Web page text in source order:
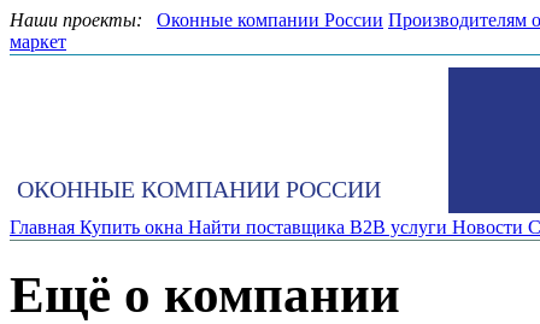
Наши проекты: Оконные компании России Производителям
маркет
ОКОННЫЕ КОМПАНИИ РОССИИ
Главная Купить окна Найти поставщика B2B услуги Новости
Ещё о компании